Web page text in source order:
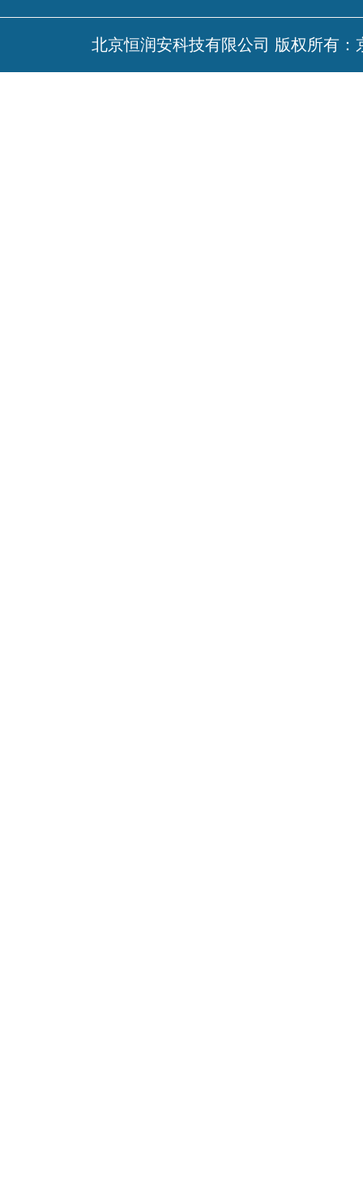
北京恒润安科技有限公司 版权所有：